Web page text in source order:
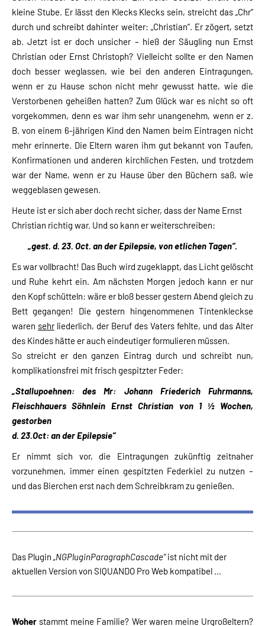
kleine Stube. Er lässt den Klecks Klecks sein, streicht das „Chr“
durch und schreibt dahinter weiter: „Christian“. Er zögert, setzt
ab. Jetzt ist er doch unsicher – hieß der Säugling nun Ernst
Christian oder Ernst Christoph? Vielleicht sollte er den Namen
doch besser weglassen, wie bei den anderen Eintragungen,
wenn er zu Hause schon nicht mehr gewusst hatte, wie die
Verstorbenen geheißen hatten? Zum Glück war es nicht so oft
vorgekommen, denn es war ihm sehr unangenehm, wenn er z.
B. von einem 6-jährigen Kind den Namen beim Eintragen nicht
mehr erinnerte. Die Eltern waren ihm gut bekannt von Taufen,
Konfirmationen und anderen kirchlichen Festen, und trotzdem
war der Name, wenn er zu Hause über den Büchern saß, wie
weggeblasen gewesen.
Heute ist er sich aber doch recht sicher, dass der Name Ernst
Christian richtig war. Und so kann er weiterschreiben:
„gest. d. 23. Oct. an der Epilepsie, von etlichen Tagen“.
Es war vollbracht! Das Buch wird zugeklappt, das Licht gelöscht
und Ruhe kehrt ein. Am nächsten Morgen jedoch kann er nur
den Kopf schütteln: wäre er bloß besser gestern Abend gleich zu
Bett gegangen! Die gestern hingenommenen Tintenkleckse
waren sehrliederlich, der Beruf des Vaters fehlte, und das Alter
des Kindes hätte er auch eindeutiger formulieren müssen.
So streicht er den ganzen Eintrag durch und schreibt nun,
komplikationsfrei mit frisch gespitzter Feder:
„Stallupoehnen: des Mr: Johann Friederich Fuhrmanns,
Fleischhauers Söhnlein Ernst Christian von 1 ½ Wochen,
gestorben
d. 23.Oct: an der Epilepsie“
Er nimmt sich vor, die Eintragungen zukünftig zeitnaher
vorzunehmen, immer einen gespitzten Federkiel zu nutzen –
und das Bierchen erst nach dem Schreibkram zu genießen.
Das Plugin „NGPluginParagraphCascade“ist nicht mit der
aktuellen Version von SIQUANDO Pro Web kompatibel …
Woher stammt meine Familie? Wer waren meine Urgroßeltern?